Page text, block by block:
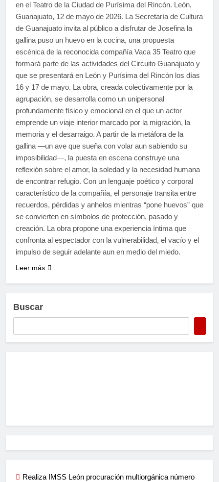
en el Teatro de la Ciudad de Purísima del Rincón. León,
Guanajuato, 12 de mayo de 2026. La Secretaría de Cultura
de Guanajuato invita al público a disfrutar de Josefina la
gallina puso un huevo en la cocina, una propuesta
escénica de la reconocida compañía Vaca 35 Teatro que
formará parte de las actividades del Circuito Guanajuato y
que se presentará en León y Purísima del Rincón los días
16 y 17 de mayo. La obra, creada colectivamente por la
agrupación, se desarrolla como un unipersonal
profundamente físico y emocional en el que un actor
emprende un viaje interior marcado por la migración, la
memoria y el desarraigo. A partir de la metáfora de la
gallina —un ave que sueña con volar aun sabiendo su
imposibilidad—, la puesta en escena construye una
reflexión sobre el amor, la soledad y la necesidad humana
de encontrar refugio. Con un lenguaje poético y corporal
característico de la compañía, el personaje transita entre
recuerdos, pérdidas y anhelos mientras “pone huevos” que
se convierten en símbolos de protección, pasado y
creación. La obra propone una experiencia íntima que
confronta al espectador con la vulnerabilidad, el vacío y el
impulso de seguir adelante aun en medio del miedo.
Leer más
Buscar
Realiza IMSS León procuración multiorgánica número